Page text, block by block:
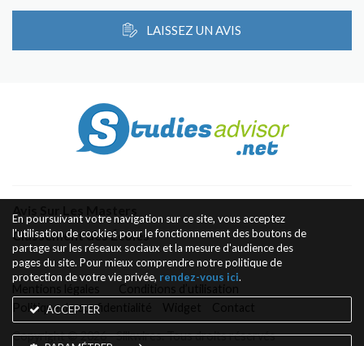
LAISSEZ UN AVIS
Classement des Écoles
Politique de confidentialité
Copyright © 2026 - Silkwires. Tous droits réservés
En poursuivant votre navigation sur ce site, vous acceptez
l'utilisation de cookies pour le fonctionnement des boutons de
partage sur les réseaux sociaux et la mesure d'audience des
pages du site. Pour mieux comprendre notre politique de
protection de votre vie privée, rendez-vous ici.
ACCEPTER